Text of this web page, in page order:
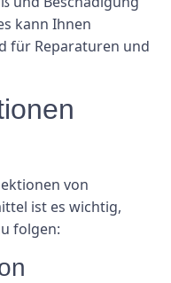
kann Ihnen
für Reparaturen und
von
ist es wichtig,
folgen: